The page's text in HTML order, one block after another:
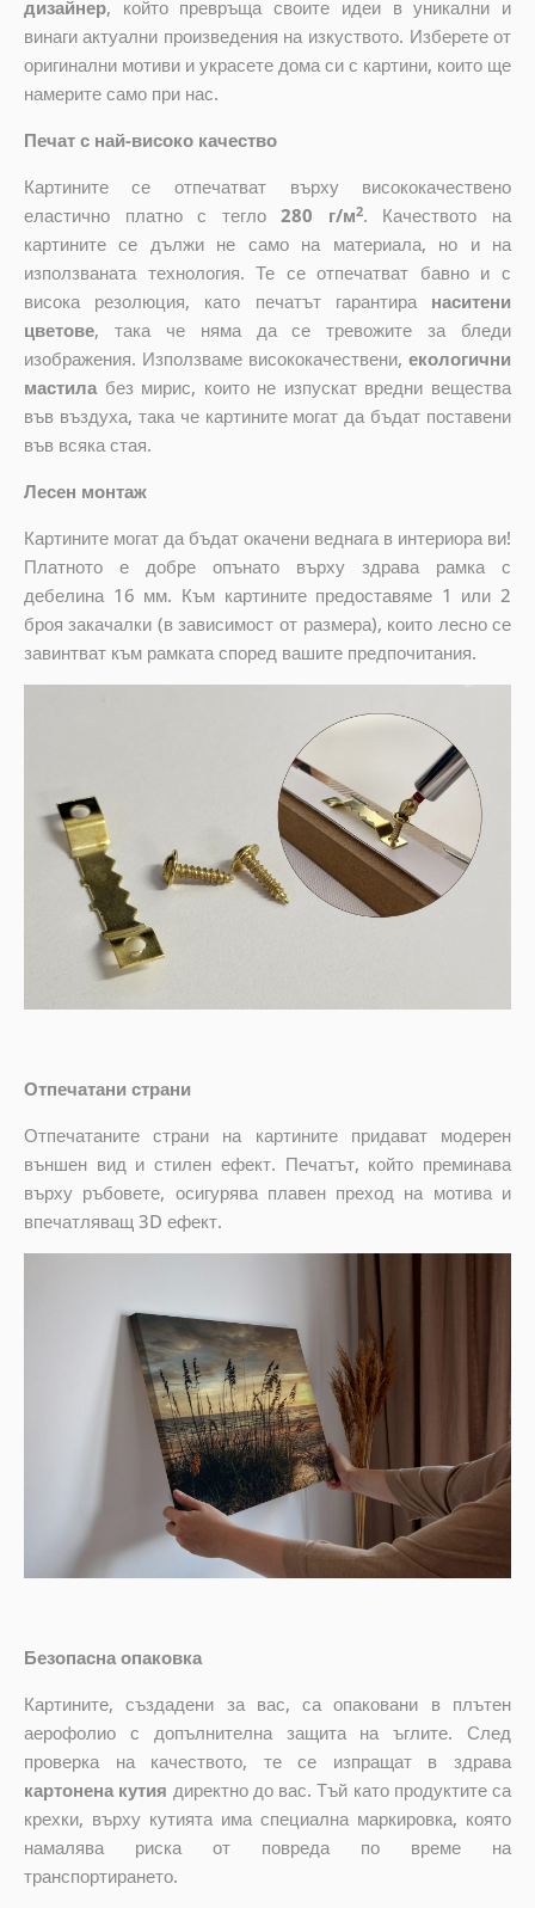
дизайнер, койтопревръща своите идеи в уникални и
винаги актуални произведения на изкуството. Изберете от
оригинални мотиви и украсете дома си с картини, които ще
намерите само при нас.
Печат с най-високо качество
Картините се отпечатват върху висококачествено
еластично платно с тегло280 г/м2. Качеството на
картините се дължи не само на материала, но и на
използваната технология. Те се отпечатват бавно и с
висока резолюция, като печатът гарантира наситени
цветове, така че няма да се тревожите за бледи
изображения. Използваме висококачествени,екологични
мастилабез мирис, които не изпускат вредни вещества
във въздуха, така че картините могат да бъдат поставени
във всяка стая.
Лесен монтаж
Картините могат да бъдат окачени веднага в интериора ви!
Платното е добре опънато върху здрава рамка с
дебелина 16 мм. Към картините предоставяме 1 или 2
броя закачалки (в зависимост от размера), които лесно се
завинтват към рамката според вашите предпочитания.
Отпечатани страни
Отпечатаните страни на картините придават модерен
външен вид и стилен ефект. Печатът, който преминава
върху ръбовете, осигурява плавен преход на мотива и
впечатляващ 3D ефект.
Безопасна опаковка
Картините, създадени за вас, са опаковани в плътен
аерофолио с допълнителна защита на ъглите. След
проверка на качеството, те се изпращат в здрава
картонена кутия директно до вас. Тъй като продуктите са
крехки, върху кутията има специална маркировка, която
намалява риска от повреда по време на
транспортирането.